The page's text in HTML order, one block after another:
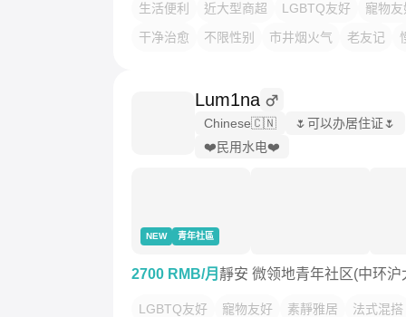
生活便利 近大型商超 LGBTQ友好
寵物友
干净治愈
不限性别 市井烟火气 老友记
Lum1na
Chinese🇨🇳
🌷可以办居住证🌷
❤️民用水电❤️
NEW 青年社區
2700 RMB/月 靜安 微领地青年社区(中环沪
LGBTQ友好 寵物友好 素靜雅居 法式混搭